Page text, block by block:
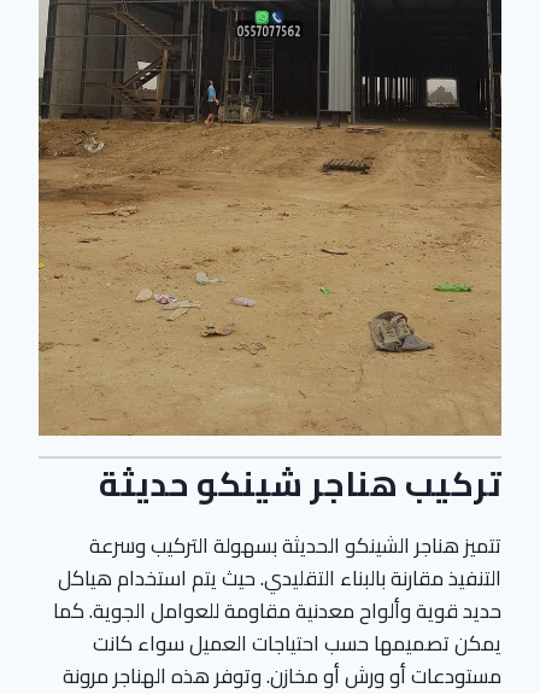
تركيب هناجر شينكو حديثة
تتميز هناجر الشينكو الحديثة بسهولة التركيب وسرعة
التنفيذ مقارنة بالبناء التقليدي. حيث يتم استخدام هياكل
حديد قوية وألواح معدنية مقاومة للعوامل الجوية. كما
يمكن تصميمها حسب احتياجات العميل سواء كانت
مستودعات أو ورش أو مخازن. وتوفر هذه الهناجر مرونة